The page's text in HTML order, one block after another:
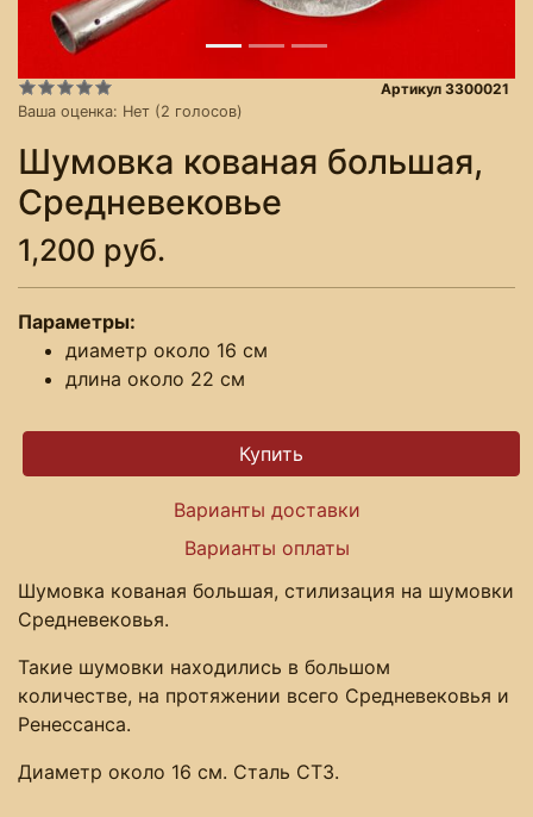
Ваша оценка: Нет (2 голосов)
Артикул 3300021
Шумовка кованая большая,
Средневековье
1,200 руб.
Параметры:
диаметр около 16 см
длина около 22 см
Варианты доставки
Варианты оплаты
Шумовка кованая большая, стилизация на шумовки
Средневековья.
Такие шумовки находились в большом
количестве, на протяжении всего Средневековья и
Ренессанса.
Диаметр около 16 см. Сталь СТ3.